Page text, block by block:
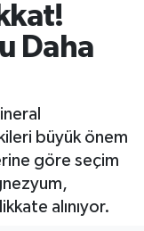
Daha
büyük önem
göre seçim
alınıyor.